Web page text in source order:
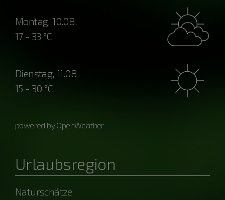
Montag, 10.08.
17 - 33 °C
Dienstag, 11.08.
15 - 30 °C
powered by OpenWeather
Urlaubsregion
Naturschätze